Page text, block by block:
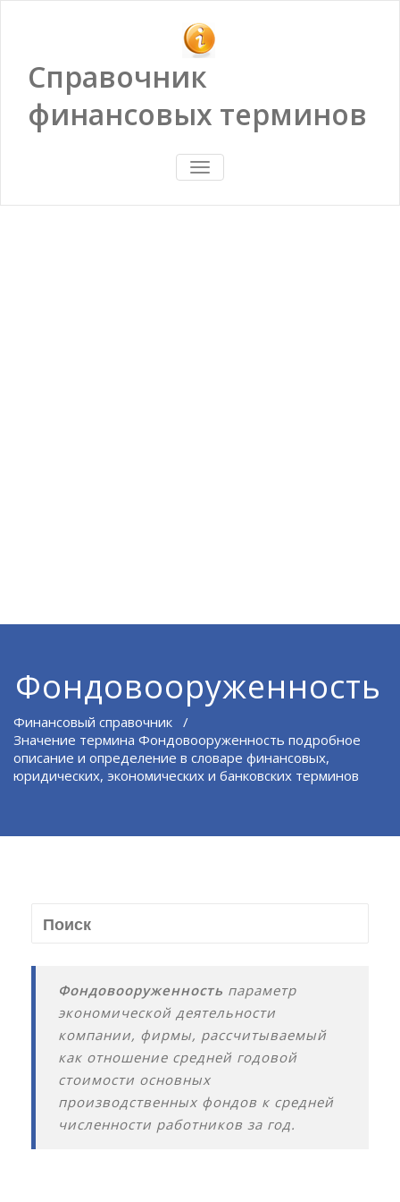
Справочник
финансовых терминов
ПОКАЗАТЬ/
СКРЫТЬ
Фондовооруженность
Финансовый справочник /
Значение термина Фондовооруженность подробное
описание и определение в словаре финансовых,
юридических, экономических и банковских терминов
Фондовооруженность параметр
экономической деятельности
компании, фирмы, рассчитываемый
как отношение средней годовой
стоимости основных
производственных фондов к средней
численности работников за год.